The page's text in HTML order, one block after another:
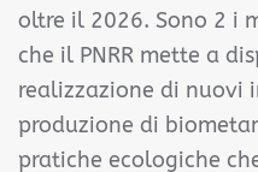
oltre il 2026. Sono 2 i
che il PNRR mette a
realizzazione di nuovi
produzione di
pratiche ecologiche